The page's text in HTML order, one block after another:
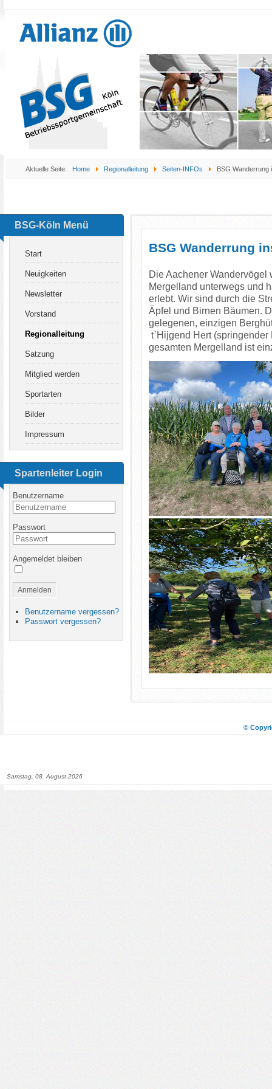
Aktuelle Seite: Home Regionalleitung Seiten-INFOs BSG Wanderrung
BSG-Köln Menü
Start
Neuigkeiten
Newsletter
Vorstand
Regionalleitung
Satzung
Mitglied werden
Sportarten
Bilder
Impressum
Spartenleiter Login
Benutzername
Passwort
Angemeldet bleiben
Anmelden
Benutzername vergessen?
Passwort vergessen?
BSG Wanderrung
Die Aachener Wandervögel
Mergelland unterwegs und
erlebt. Wir sind durch die
Äpfel und Birnen Bäumen.
gelegenen, einzigen
t`Hijgend Hert
gesamten Mergelland ist
©
Samstag, 08. August 2026